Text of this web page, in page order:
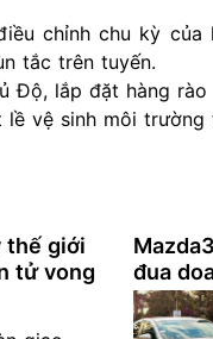
chỉnh chu kỳ của
tắc trên tuyến.
Độ, lắp đặt hàng
vệ sinh môi trường
thế giới
tử vong
đua